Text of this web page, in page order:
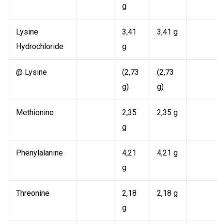
g
Lysine
Hydrochloride
3,41
g
3,41 g
@ Lysine
(2,73
g)
(2,73
g)
Methionine
2,35
g
2,35 g
Phenylalanine
4,21
g
4,21 g
Threonine
2,18
g
2,18 g